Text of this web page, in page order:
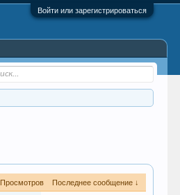
Войти или зарегистрироваться
Просмотров Последнее сообщение ↓